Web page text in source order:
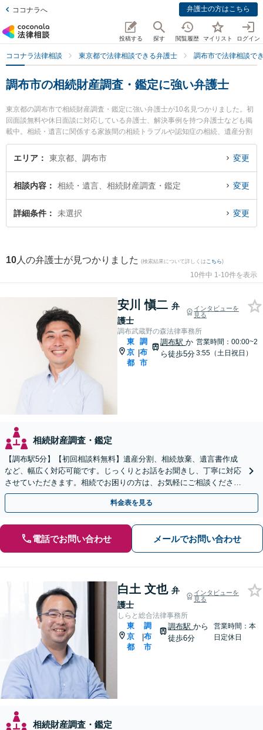
ココナラへ 弁護士の方はこちら
投稿する 探す 閲覧履歴 マイリスト ログイン
ココナラ法律相談 東京都で法律相談できる弁護士 調布市で法律相談で
調布市の相続財産調査・鑑定に強い弁護士
東京都の調布市で相続財産調査・鑑定に強い弁護士が10名見つかりました。初
回面談無料や休日面談に対応している弁護士、解決事例を持つ弁護士なども掲
載中。相続・遺言に関係する家族間の相続トラブルや認知症の相続、遺産分割
等の細かな分野での絞り込み検索もでき便利です。特に調布武蔵野の森法律事
務所の安川 愼二弁護士やしらと総合法律事務所の白土 文也弁護士、多摩オアシ
ラブルを今すぐに弁護士に相談したい』『相続財産調査・鑑定のトラブル解決
の実績豊富な近くの弁護士を検索したい』『初回相談無料で相続財産調査・鑑
定を法律相談できる調布市内の弁護士に相談予約したい』などでお困りの相談
エリア 東京都、調布市 変更
相談内容 相続・遺言、相続財産調査・鑑定 変更
詳細条件 未選択 変更
10 人の弁護士が見つかりました (検索結果について詳しくは こちら)
10件中 1-10件を表示
安川 愼二 弁
護士
インタビューを
見る
調布武蔵野の森法律事務所
東
京
都
|
調
布
市
調布駅か
ら徒歩5分
営業時間：00:00~2
3:55（土日祝日）
相続財産調査・鑑定
【調布駅5分】【初回相談料無料】遺産分割、相続放棄、遺言書作成
など、幅広く対応可能です。じっくりとお話をお聞きし、丁寧に対応
させていただきます。相続でお困りの方は、お気軽にご相談くださ
い。【電話相談可】
料金表を見る
電話でお問い合わせ メールでお問い合わせ
白土 文也 弁
護士
インタビューを
見る
しらと総合法律事務所
東
京
都
|
調
布
市
調布駅から
徒歩6分
営業時間：本
日定休日
相続財産調査・鑑定